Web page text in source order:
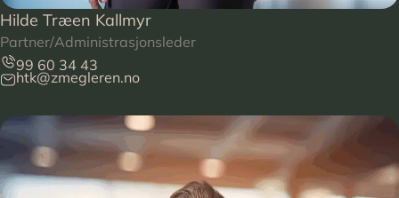
Hilde Træen Kallmyr
Partner/Administrasjonsleder
99 60 34 43
htk@zmegleren.no